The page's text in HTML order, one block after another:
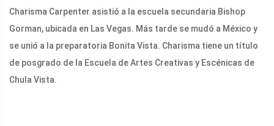
Charisma Carpenter asistió a la escuela secundaria Bishop
Gorman, ubicada en Las Vegas. Más tarde se mudó a México y
se unió a la preparatoria Bonita Vista. Charisma tiene un título
de posgrado de la Escuela de Artes Creativas y Escénicas de
Chula Vista.